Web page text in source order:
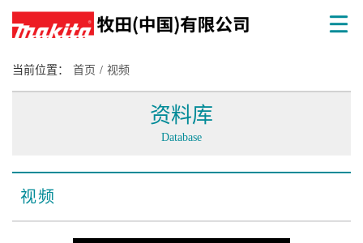
当前位置： 首页 / 视频
资料库
Database
视频